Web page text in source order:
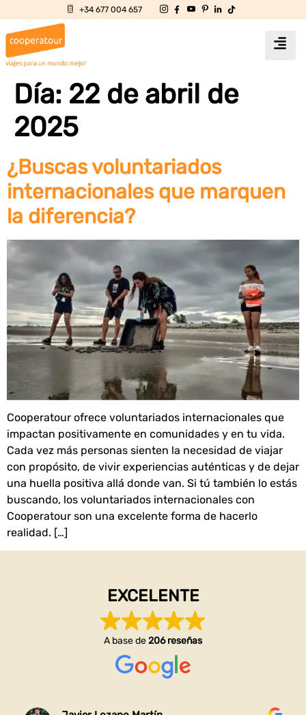
+34 677 004 657
Día: 22 de abril de
2025
¿Buscas voluntariados
internacionales que marquen
la diferencia?
Cooperatour ofrece voluntariados internacionales que
impactan positivamente en comunidades y en tu vida.
Cada vez más personas sienten la necesidad de viajar
con propósito, de vivir experiencias auténticas y de dejar
una huella positiva allá donde van. Si tú también lo estás
buscando, los voluntariados internacionales con
Cooperatour son una excelente forma de hacerlo
realidad. […]
EXCELENTE
A base de206 reseñas